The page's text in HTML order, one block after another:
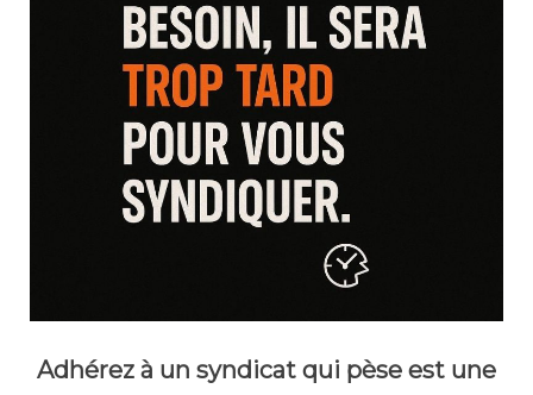
Adhérez à un syndicat qui pèse est une